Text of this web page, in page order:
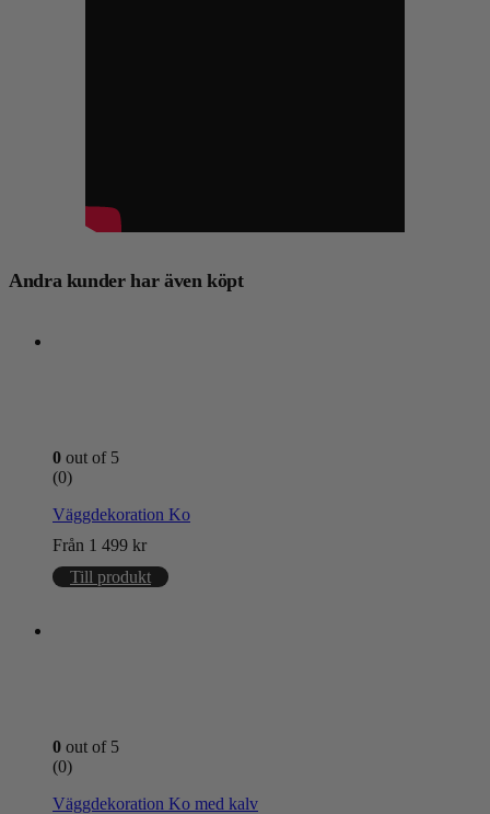
Andra kunder har även köpt
0 out of 5
(0)
Väggdekoration Ko
Från 1 499 kr
Till produkt
0 out of 5
(0)
Väggdekoration Ko med kalv